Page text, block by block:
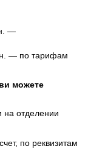
—
— по тарифам
можете
на отделении
по реквизитам